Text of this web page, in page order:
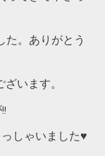
た。ありがとう
います。
しゃいました♥